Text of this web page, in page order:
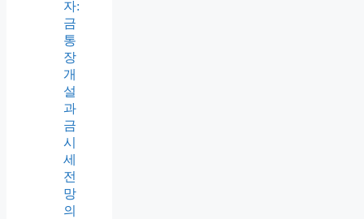
자:
금
통
장
개
설
과
금
시
세
전
망
의